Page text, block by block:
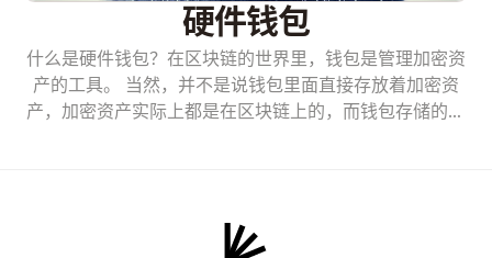
硬件钱包
什么是硬件钱包？在区块链的世界里，钱包是管理加密资
产的工具。 当然，并不是说钱包里面直接存放着加密资
产，加密资产实际上都是在区块链上的，而钱包存储的是
的） 根据私钥是否接触网络，可以把钱包分成热钱包和冷
钱包。 热钱包：保持联网上线的钱包，也叫在线钱包，私